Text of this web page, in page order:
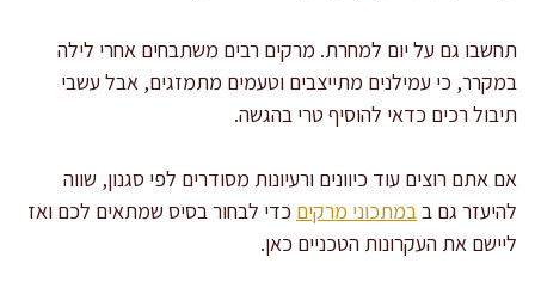
תחשבו גם על יום למחרת. מרקים רבים משתבחים אחרי לילה
במקרר, כי עמילנים מתייצבים וטעמים מתמזגים, אבל עשבי
תיבול רכים כדאי להוסיף טרי בהגשה.
אם אתם רוצים עוד כיוונים ורעיונות מסודרים לפי סגנון, שווה
להיעזר גם בבמתכוני מרקים כדי לבחור בסיס שמתאים לכם ואז
ליישם את העקרונות הטכניים כאן.